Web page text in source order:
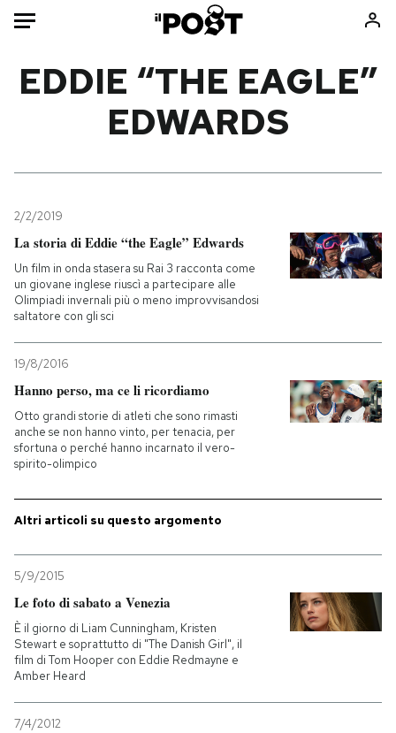
Mondo
Tecnologia
Internet
Scienza
Cultura
Economia
Libri
Ok Boomer!
Media
Europa
PODCAST
SHOP
CALENDARIO
AREA PERSONALE
EDDIE “THE EAGLE”
EDWARDS
2/2/2019
La storia di Eddie “the Eagle” Edwards
Un film in onda stasera su Rai 3 racconta come
un giovane inglese riuscì a partecipare alle
Olimpiadi invernali più o meno improvvisandosi
saltatore con gli sci
19/8/2016
Hanno perso, ma ce li ricordiamo
Otto grandi storie di atleti che sono rimasti
anche se non hanno vinto, per tenacia, per
sfortuna o perché hanno incarnato il vero-
spirito-olimpico
Altri articoli su questo argomento
5/9/2015
Le foto di sabato a Venezia
È il giorno di Liam Cunningham, Kristen
Stewart e soprattutto di "The Danish Girl", il
film di Tom Hooper con Eddie Redmayne e
Amber Heard
7/4/2012